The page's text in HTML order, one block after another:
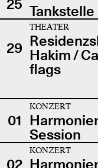
25
29
THEATER
Hakim /
flags
01
KONZERT
Session
02
KONZERT